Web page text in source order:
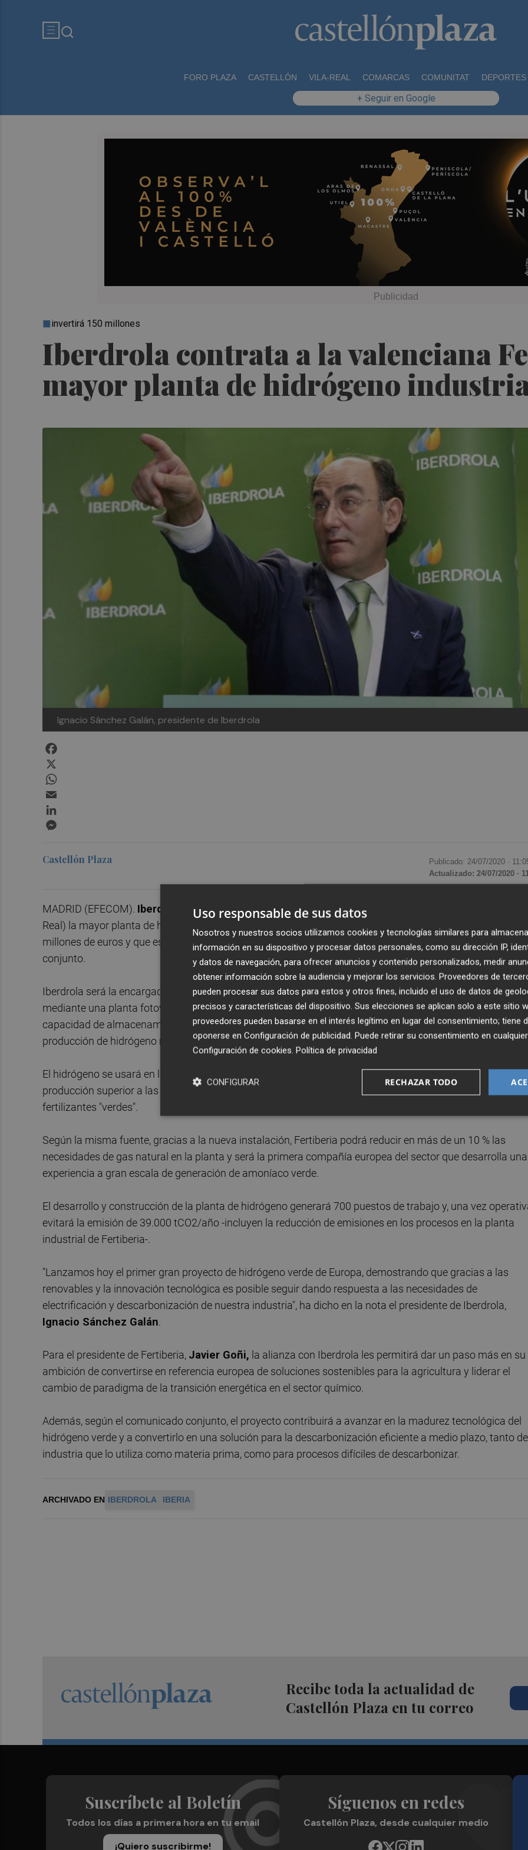
FORO PLAZA CASTELLÓN VILA-REAL COMARCAS COMUNITAT DEPORTES
+ Seguir en Google
Iberdrola contrata a la valenciana
mayor planta de hidrógeno
invertirá 150 millones
Ignacio Sánchez Galán, presidente de Iberdrola
Castellón Plaza Publicado: 24/07/2020 ·
Actualizado: 24/07/2020 ·
MADRID (EFECOM). Iberdrola
ha firmado un acuerdo con Fertiberia para desarrollar en Puertollano
Real) la mayor planta de hidrógeno verde para uso industrial de Europa, en la que la energética invertirá
millones de euros y que está previsto que entre en operación en 2021, han informado en un comunicado
conjunto.
Iberdrola será la encargada de la producción del hidrógeno verde a partir de fuentes 100 % renovables
mediante una planta fotovoltaica de 100 megavatios (MW), un sistema de baterías de ion-litio con
capacidad de almacenamiento de 20 megavatios hora (MWh) y uno de los mayores sistemas de
producción de hidrógeno mediante electrolisis del mundo (20 MW).
El hidrógeno se usará en la fábrica de amoniaco de
en Puertollano, con una capacidad de
producción superior a las 200.000 toneladas al año y que tendrá que actualizarse para poder fabricar
fertilizantes "verdes".
Según la misma fuente, gracias a la nueva instalación, Fertiberia podrá reducir en más de un 10 % las
necesidades de gas natural en la planta y será la primera compañía europea del sector que desarrolla una
experiencia a gran escala de generación de amoníaco verde.
El desarrollo y construcción de la planta de hidrógeno generará 700 puestos de trabajo y, una vez
evitará la emisión de 39.000 tCO2/año -incluyen la reducción de emisiones en los procesos en la planta
industrial de Fertiberia-.
"Lanzamos hoy el primer gran proyecto de hidrógeno verde de Europa, demostrando que gracias a las
renovables y la innovación tecnológica es posible seguir dando respuesta a las necesidades de
electrificación y descarbonización de nuestra industria", ha dicho en la nota el presidente de Iberdrola,
Ignacio Sánchez Galán.
Para el presidente de Fertiberia, Javier Goñi, la alianza con Iberdrola les permitirá dar un paso más en su
ambición de convertirse en referencia europea de soluciones sostenibles para la agricultura y liderar el
cambio de paradigma de la transición energética en el sector químico.
Además, según el comunicado conjunto, el proyecto contribuirá a avanzar en la madurez tecnológica del
hidrógeno verde y a convertirlo en una solución para la descarbonización eficiente a medio plazo, tanto
industria que lo utiliza como materia prima, como para procesos difíciles de descarbonizar.
ARCHIVADO EN IBERDROLA IBERIA
Recibe toda la actualidad de
Castellón Plaza en tu correo
Suscríbete al Boletín
Todos los días a primera hora en tu email
¡Quiero suscribirme!
Síguenos en redes
Castellón Plaza, desde cualquier medio
Uso responsable de sus datos
Nosotros y nuestros socios utilizamos cookies y tecnologías similares para
información en su dispositivo y procesar datos personales, como su dirección IP,
y datos de navegación, para ofrecer anuncios y contenido personalizados, medir
obtener información sobre la audiencia y mejorar los servicios. Proveedores de
pueden procesar sus datos para estos y otros fines, incluido el uso de datos de
precisos y características del dispositivo. Sus elecciones se aplican solo a este sitio
proveedores pueden basarse en el interés legítimo en lugar del consentimiento; tiene
oponerse en Configuración de publicidad. Puede retirar su consentimiento en
Configuración de cookies. Política de privacidad
RECHAZAR TODO
CONFIGURAR